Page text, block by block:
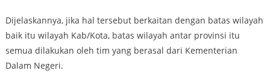
Dijelaskannya, jika hal tersebut berkaitan dengan batas wilayah
baik itu wilayah Kab/Kota, batas wilayah antar provinsi itu
semua dilakukan oleh tim yang berasal dari Kementerian
Dalam Negeri.